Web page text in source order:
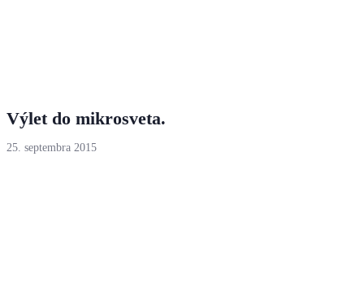
Výlet do mikrosveta.
25. septembra 2015